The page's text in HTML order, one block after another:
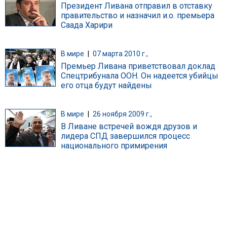
Президент Ливана отправил в отставку
правительство и назначил и.о. премьера
Саада Харири
В мире 07 марта 2010 г.,
Премьер Ливана приветствовал доклад
Спецтрибунала ООН. Он надеется убийцы
его отца будут найдены
В мире 26 ноября 2009 г.,
В Ливане встречей вождя друзов и
лидера СПД завершился процесс
национального примирения